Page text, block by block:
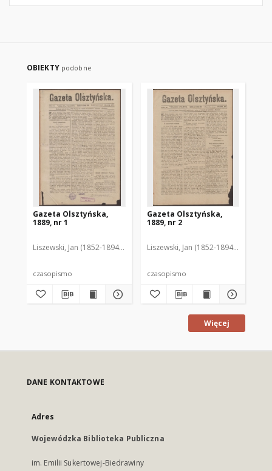
OBIEKTY podobne
Gazeta Olsztyńska,
1889, nr 1
Liszewski, Jan (1852-1894). Red.
czasopismo
Gazeta Olsztyńska,
1889, nr 2
Liszewski, Jan (1852-1894). Red.
czasopismo
Więcej
DANE KONTAKTOWE
Adres
Wojewódzka Biblioteka Publiczna
im. Emilii Sukertowej-Biedrawiny